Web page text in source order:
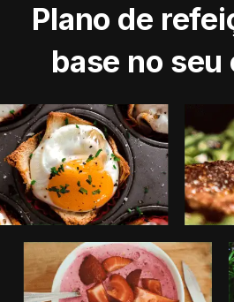
Plano de
base no